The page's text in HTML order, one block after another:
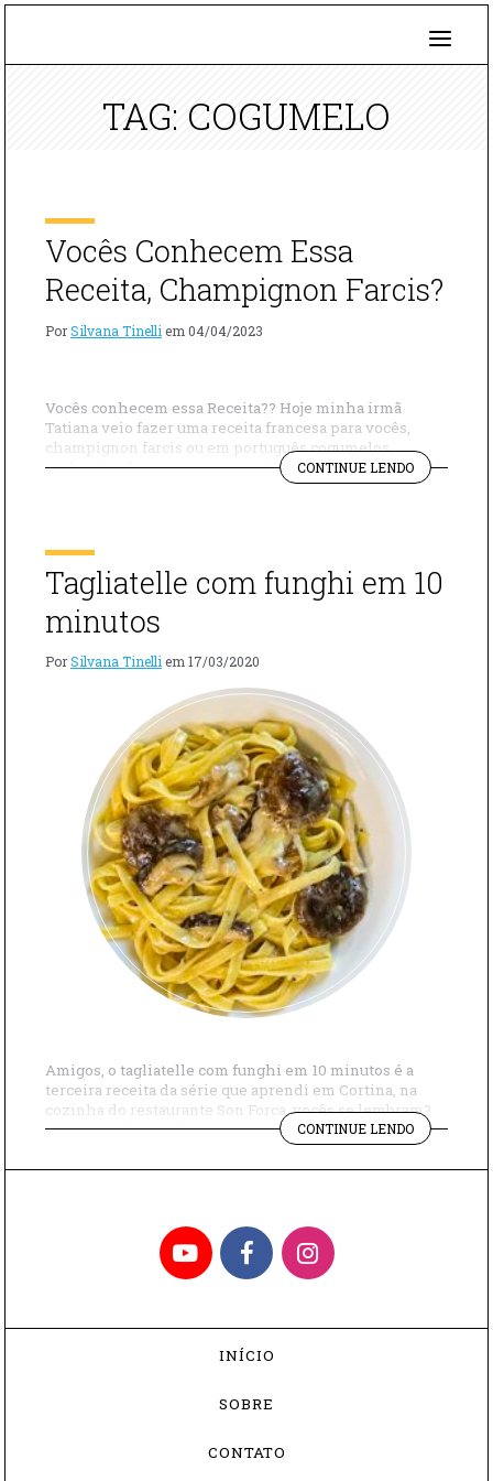
TAG: COGUMELO
Vocês Conhecem Essa
Receita, Champignon Farcis?
PorSilvana Tinelli em 04/04/2023
Vocês conhecem essa Receita?? Hoje minha irmã
Tatiana veio fazer uma receita francesa para vocês,
champignon farcis ou em português cogumelos
recheados. bora experimentar?? 🧑‍🍳 INGREDIENTES 1
colher de manteiga 2 colheres de sopa de Azeite 1/2
Requeijão […]
CONTINUE LENDO"VOCÊS
CONHECEM
Tagliatelle com funghi em 10
minutos
PorSilvana Tinelli em 17/03/2020
Amigos, o tagliatelle com funghi em 10 minutos é a
terceira receita da série que aprendi em Cortina, na
cozinha do restaurante Son Forca, vocês se lembram?
Se não lembram, cliquem nos nomes a seguir para
aprender: nhoque com radicchio e nhoque de cenoura.
A receita de hoje é muito fácil de preparar e só […]
CONTINUE LENDO
COM
FUNGHI
YouTubeFacebookInstagram
INÍCIO
SOBRE
CONTATO